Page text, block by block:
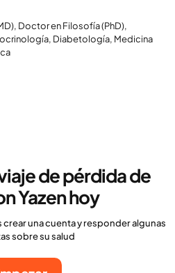
Doctor en Filosofía (PhD),
Diabetología, Medicina
de pérdida de
Yazen hoy
una cuenta y responder algunas
sobre su salud